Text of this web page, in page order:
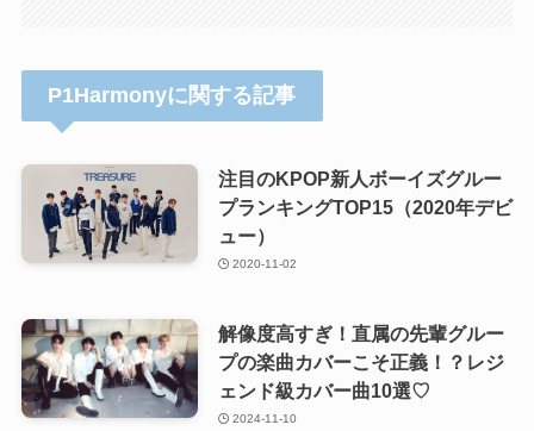
P1Harmonyに関する記事
注目のKPOP新人ボーイズグルー
プランキングTOP15（2020年デビ
ュー）
2020-11-02
解像度高すぎ！直属の先輩グルー
プの楽曲カバーこそ正義！？レジ
ェンド級カバー曲10選♡
2024-11-10